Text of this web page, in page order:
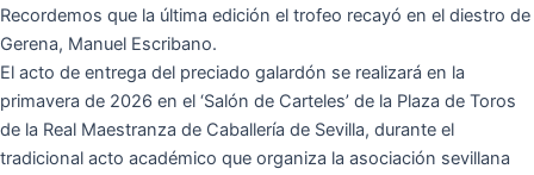
Recordemos que la última edición el trofeo recayó en el diestro de
Gerena, Manuel Escribano.
El acto de entrega del preciado galardón se realizará en la
primavera de 2026 en el ‘Salón de Carteles’ de la Plaza de Toros
de la Real Maestranza de Caballería de Sevilla, durante el
tradicional acto académico que organiza la asociación sevillana